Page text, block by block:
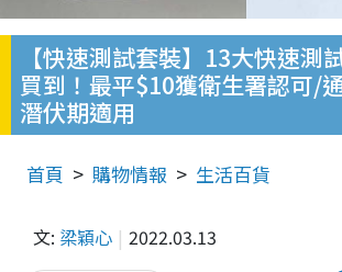
【快速測試套裝】13大快速測
買到！最平$10獲衛生署認可/
潛伏期適用
首頁 購物情報 生活百貨
文: 梁穎心 2022.03.13